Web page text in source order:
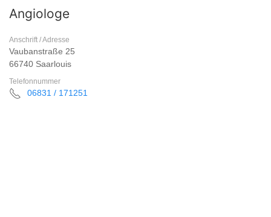
Angiologe
Anschrift / Adresse
Vaubanstraße 25
66740 Saarlouis
Telefonnummer
06831 / 171251